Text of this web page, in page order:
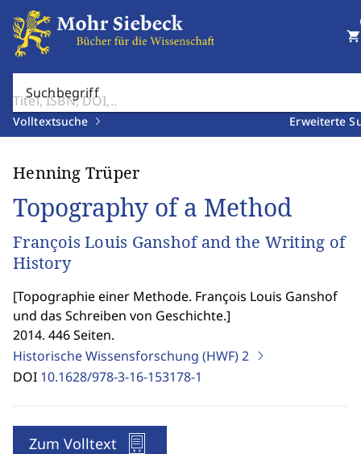
Suchbegriff
Volltextsuche Erweiterte
shopping_cart
Henning Trüper
Topography of a Method
François Louis Ganshof and the Writing of
History
[Topographie einer Methode. François Louis Ganshof
und das Schreiben von Geschichte.]
2014. 446 Seiten.
Historische Wissensforschung (HWF)2
DOI 10.1628/978-3-16-153178-1
Zum Volltext